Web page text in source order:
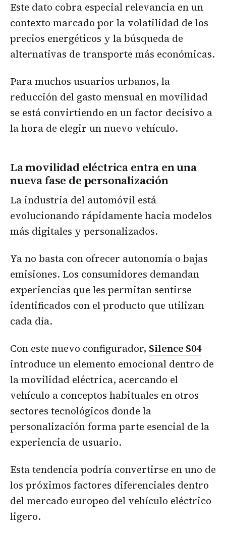
Este dato cobra especial relevancia en un
contexto marcado por la volatilidad de los
precios energéticos y la búsqueda de
alternativas de transporte más económicas.
Para muchos usuarios urbanos, la
reducción del gasto mensual en movilidad
se está convirtiendo en un factor decisivo a
la hora de elegir un nuevo vehículo.
La movilidad eléctrica entra en una
nueva fase de personalización
La industria del automóvil está
evolucionando rápidamente hacia modelos
más digitales y personalizados.
Ya no basta con ofrecer autonomía o bajas
emisiones. Los consumidores demandan
experiencias que les permitan sentirse
identificados con el producto que utilizan
cada día.
Con este nuevo configurador, Silence S04
introduce un elemento emocional dentro de
la movilidad eléctrica, acercando el
vehículo a conceptos habituales en otros
sectores tecnológicos donde la
personalización forma parte esencial de la
experiencia de usuario.
Esta tendencia podría convertirse en uno de
los próximos factores diferenciales dentro
del mercado europeo del vehículo eléctrico
ligero.